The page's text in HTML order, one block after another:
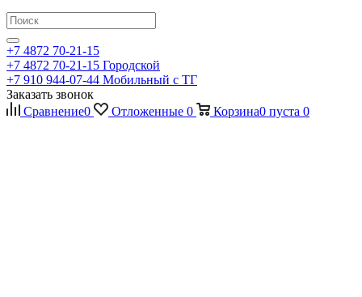
+7 4872 70-21-15
+7 4872 70-21-15 Городской
+7 910 944-07-44 Мобильный с ТГ
Заказать звонок
Сравнение0 Отложенные 0 Корзина0 пуста 0